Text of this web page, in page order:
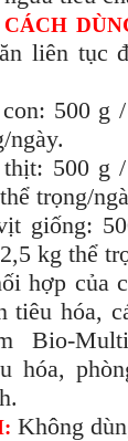
liên tục
500 g
ngày.
500 g
trọng/
giống:
kg thể
hợp của
tiêu hóa,
Bio-
hóa,
Không